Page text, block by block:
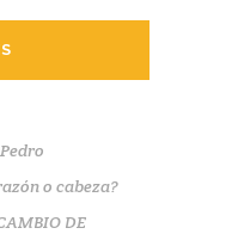
o cabeza?
DE